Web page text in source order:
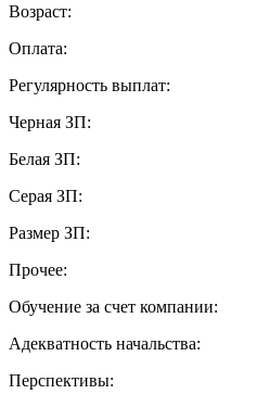
Возраст:
Оплата:
Регулярность выплат:
Черная ЗП:
Белая ЗП:
Серая ЗП:
Размер ЗП:
Прочее:
Обучение за счет компании:
Адекватность начальства:
Перспективы: